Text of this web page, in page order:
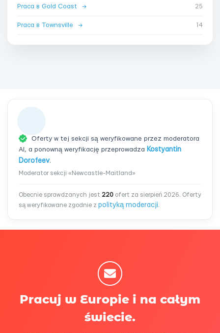
Praca в Gold Coast → 25
Praca в Townsville → 14
Oferty w tej sekcji są weryfikowane przez moderatora
AI, a ponowną weryfikację przeprowadza Kostyantin
Dorofeev.
Moderator sekcji «Newcastle-Maitland»
Obecnie sprawdzanych jest 220 ofert za sierpień 2026. Oferty
są weryfikowane zgodnie z polityką moderacji.
Pracuj w Europie i na całym
świecie.